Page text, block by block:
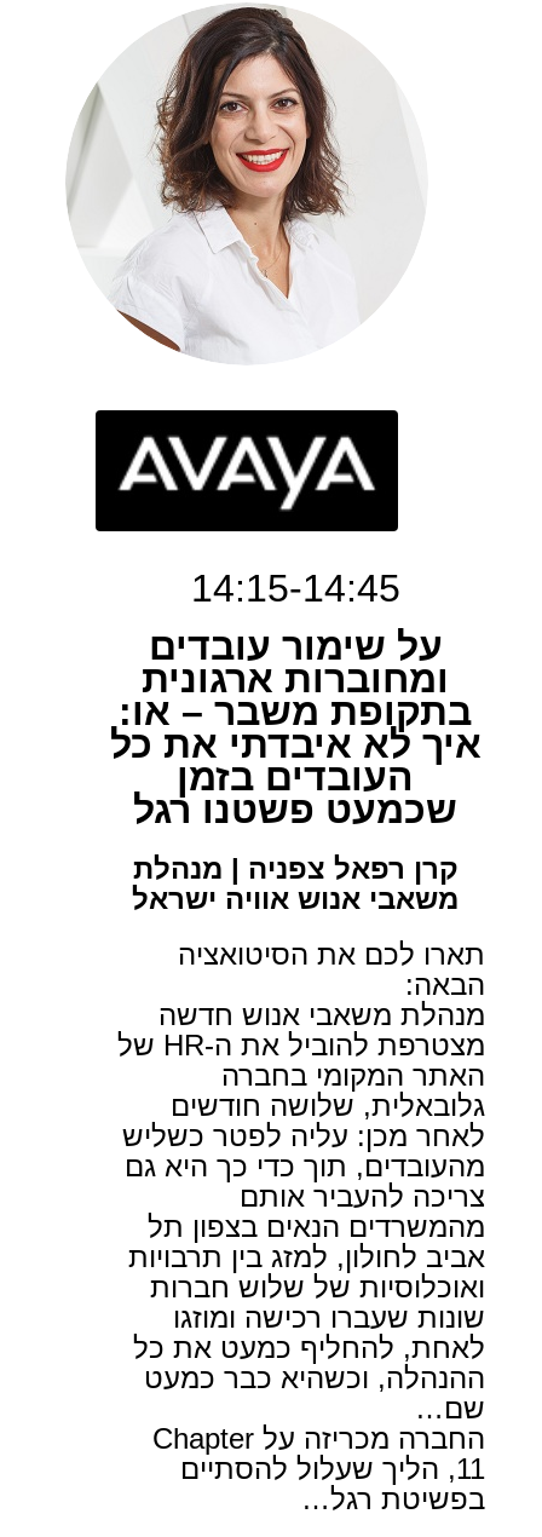
14:15-14:45
על שימור עובדים
ומחוברות ארגונית
בתקופת משבר – או:
איך לא איבדתי את כל
העובדים בזמן
שכמעט פשטנו רגל
קרן רפאל צפניה | מנהלת
משאבי אנוש אוויה ישראל
תארו לכם את הסיטואציה
הבאה:
מנהלת משאבי אנוש חדשה
מצטרפת להוביל את ה-HR של
האתר המקומי בחברה
גלובאלית, שלושה חודשים
לאחר מכן: עליה לפטר כשליש
מהעובדים, תוך כדי כך היא גם
צריכה להעביר אותם
מהמשרדים הנאים בצפון תל
אביב לחולון, למזג בין תרבויות
ואוכלוסיות של שלוש חברות
שונות שעברו רכישה ומוזגו
לאחת, להחליף כמעט את כל
ההנהלה, וכשהיא כבר כמעט
שם…
החברה מכריזה עלChapter
11, הליך שעלול להסתיים
בפשיטת רגל…